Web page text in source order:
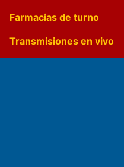
Farmacias de turno
Transmisiones en vivo